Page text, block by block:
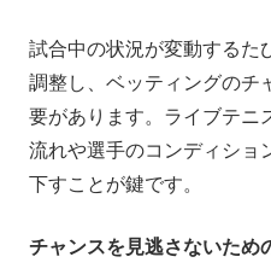
試合中の状況が変動するた
調整し、ベッティングのチ
要があります。ライブテニ
流れや選手のコンディショ
下すことが鍵です。
チャンスを見逃さないため